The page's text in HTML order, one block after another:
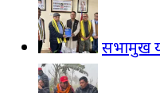
सभामुख